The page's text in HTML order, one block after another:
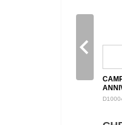
navigate_before